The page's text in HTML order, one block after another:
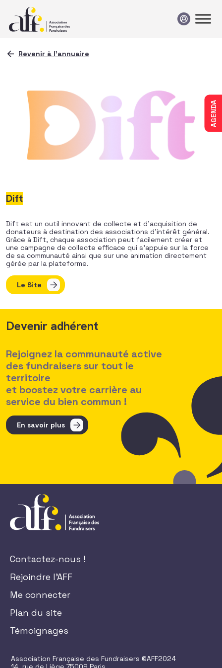
AGENDA
Revenir à l'annuaire
Dift
Dift est un outil innovant de collecte et d’acquisition de
donateurs à destination des associations d’intérêt général.
Grâce à Dift, chaque association peut facilement créer et
une campagne de collecte efficace qui s’appuie sur la force
de sa communauté ainsi que sur une animation directement
gérée par la plateforme.
Le Site
Devenir adhérent
Rejoignez la communauté active
des fundraisers sur tout le
territoire
et boostez votre carrière au
service du bien commun !
En savoir plus
Contactez-nous !
Rejoindre l'AFF
Me connecter
Plan du site
Témoignages
Association Française des Fundraisers ©AFF2024